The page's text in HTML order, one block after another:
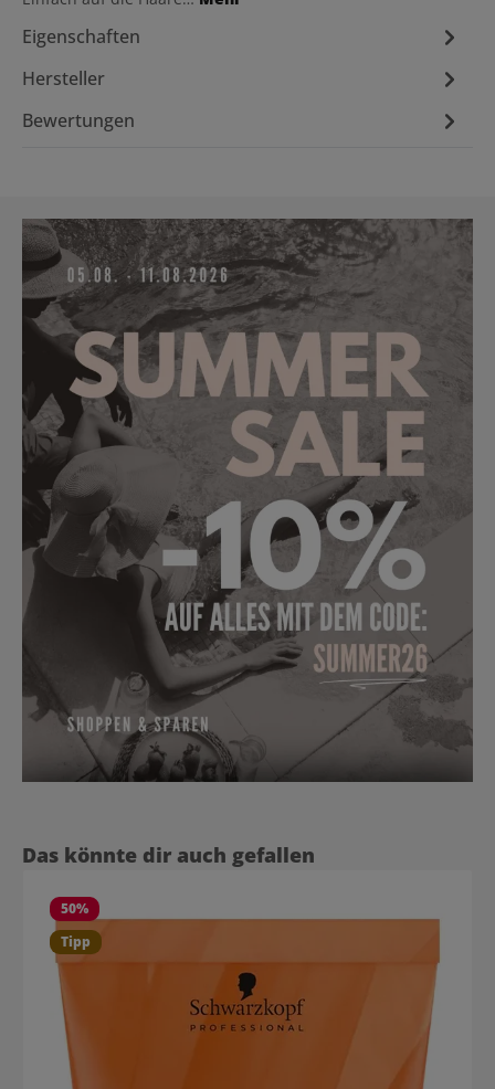
Eigenschaften
Hersteller
Bewertungen
Produktgalerie überspringen
Das könnte dir auch gefallen
50%
Tipp